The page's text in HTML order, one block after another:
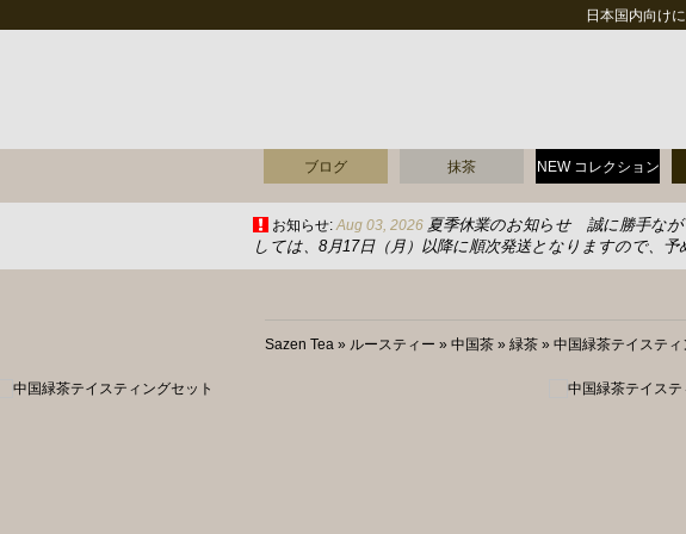
日本国内向け
ブログ 抹茶 NEW コレクション
お知らせ: Aug 03, 2026 夏季休業のお知らせ 誠に勝手なが
しては、8月17日（月）以降に順次発送となりますので、予
Sazen Tea » ルースティー » 中国茶 » 緑茶 » 中国緑茶テイスティ